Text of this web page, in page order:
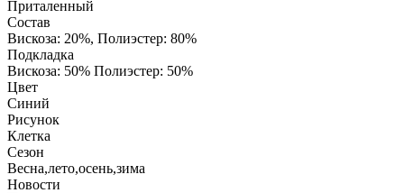
Приталенный
Состав
Вискоза: 20%, Полиэстер: 80%
Подкладка
Вискоза: 50% Полиэстер: 50%
Цвет
Синий
Рисунок
Клетка
Сезон
Весна,лето,осень,зима
Новости